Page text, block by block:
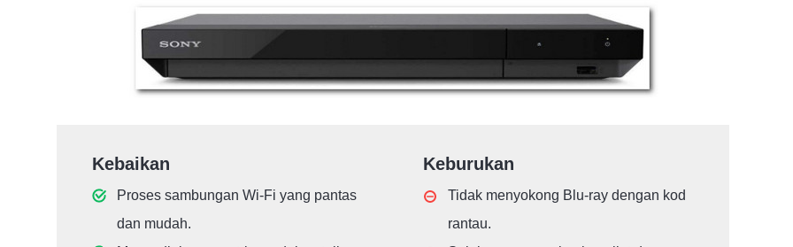
Kebaikan
Proses sambungan Wi-Fi yang pantas
dan mudah.
Keburukan
Tidak menyokong Blu-ray dengan kod
rantau.